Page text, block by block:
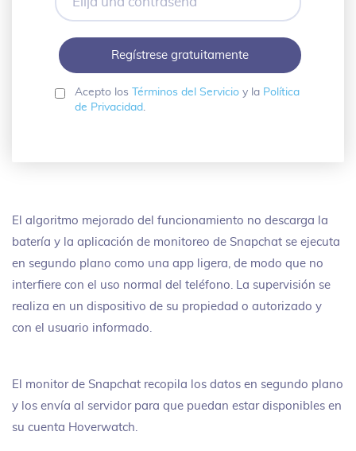
una
contraseña
Acepto los Términos del Servicioy la Política
de Privacidad
El algoritmo mejorado del funcionamiento no descarga la
batería y la aplicación de monitoreo de Snapchat se ejecuta
en segundo plano como una app ligera, de modo que no
interfiere con el uso normal del teléfono. La supervisión se
realiza en un dispositivo de su propiedad o autorizado y
con el usuario informado.
El monitor de Snapchat recopila los datos en segundo plano
y los envía al servidor para que puedan estar disponibles en
su cuenta Hoverwatch.